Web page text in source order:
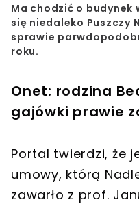
Ma chodzić o budynek
się niedaleko Puszczy
sprawie
roku.
Onet: rodzina
gajówki prawie
Portal twierdzi, że
umowy, którą
zawarło z prof.